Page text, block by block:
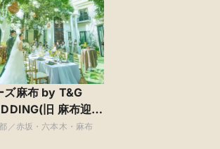
ズ麻布 by T&G
旧 麻布迎賓
／赤坂・六本木・麻布